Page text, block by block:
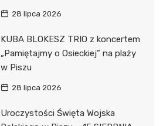
28 lipca 2026
KUBA BLOKESZ TRIO z koncertem
„Pamiętajmy o Osieckiej” na plaży
w Piszu
28 lipca 2026
Uroczystości Święta Wojska